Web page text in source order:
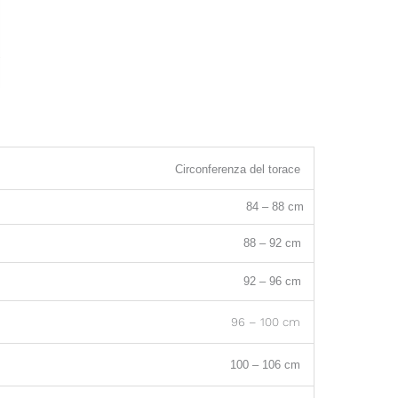
Circonferenza del torace
84 – 88 cm
88 – 92 cm
92 – 96 cm
96 – 100 cm
100 – 106 cm